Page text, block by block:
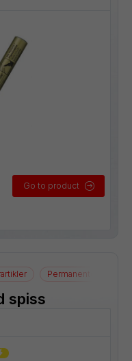
Go to product
Permanente
spiss